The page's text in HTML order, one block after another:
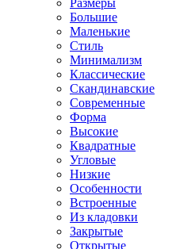
Размеры
Большие
Маленькие
Стиль
Минимализм
Классические
Скандинавские
Современные
Форма
Высокие
Квадратные
Угловые
Низкие
Особенности
Встроенные
Из кладовки
Закрытые
Открытые